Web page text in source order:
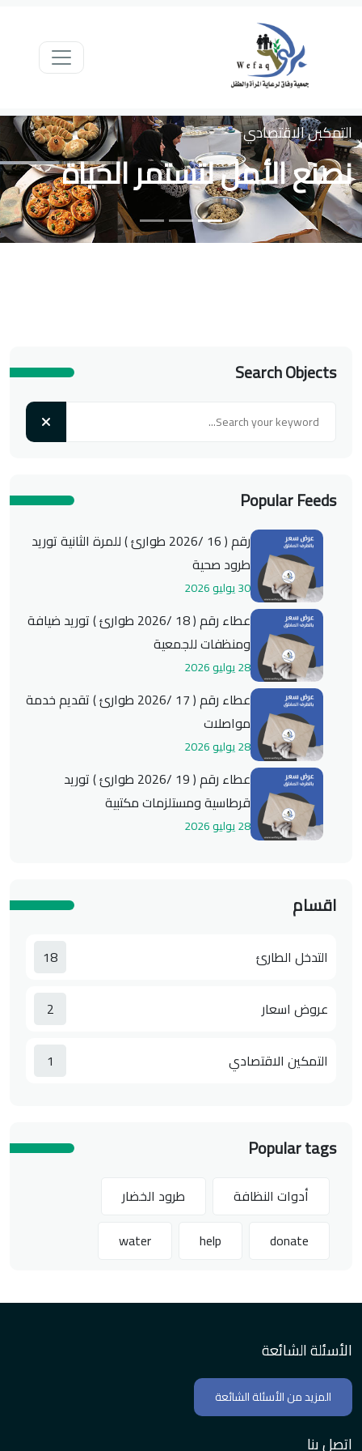
التمكين الاقتصادي
نصنع الأمل لتستمر الحياة
Search Objects
Popular Feeds
رقم ( 16 /2026 طوارئ ) للمرة الثانية توريد
طرود صحية
30 يوليو 2026
عطاء رقم ( 18 /2026 طوارئ ) توريد ضيافة
ومنظفات للجمعية
28 يوليو 2026
عطاء رقم ( 17 /2026 طوارئ ) تقديم خدمة
مواصلات
28 يوليو 2026
عطاء رقم ( 19 /2026 طوارئ ) توريد
قرطاسية ومستلزمات مكتبية
28 يوليو 2026
اقسام
التدخل الطارئ 18
عروض اسعار 2
التمكين الاقتصادي 1
Popular tags
أدوات النظافة
طرود الخضار
donate
help
water
الأسئلة الشائعة
المزيد من الأسئلة الشائعة
اتصل بنا